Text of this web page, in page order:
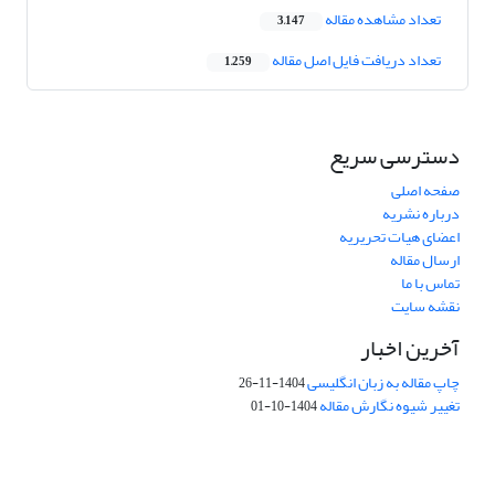
تعداد مشاهده مقاله 3,147
تعداد دریافت فایل اصل مقاله 1,259
دسترسی سریع
صفحه اصلی
درباره نشریه
اعضای هیات تحریریه
ارسال مقاله
تماس با ما
نقشه سایت
آخرین اخبار
چاپ مقاله به زبان انگلیسی1404-11-26
تغییر شیوه نگارش مقاله1404-10-01